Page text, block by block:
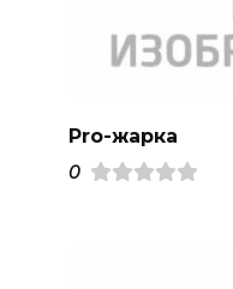
Pro-жарка
0